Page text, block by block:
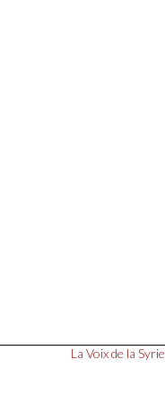
La Voix de la Syrie